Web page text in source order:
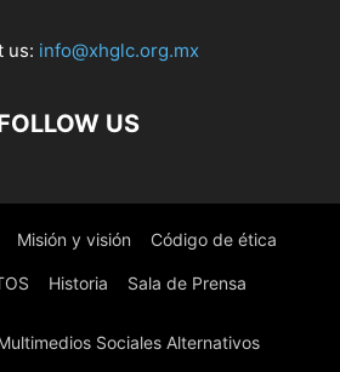
us: info@xhglc.org.mx
US
Misión y visión Código de ética
Historia Sala de Prensa
Sociales Alternativos